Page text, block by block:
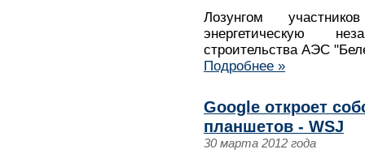
Лозунгом
энергетическую
строительства АЭС
Подробнее »
Google откроет
планшетов - WSJ
30 марта 2012 года